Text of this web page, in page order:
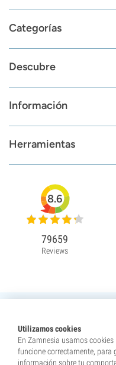
Categorías
Descubre
Información
Herramientas
Utilizamos cookies
En Zamnesia usamos
funcione correctamente, para
información sobre tu
8.6
79659
Reviews